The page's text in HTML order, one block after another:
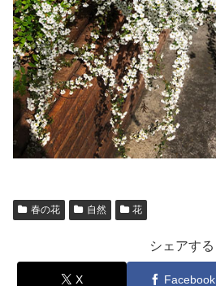
春の花 自然 花
シェアする
X Facebook